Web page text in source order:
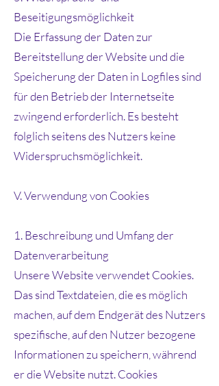
Beseitigungsmöglichkeit
Die Erfassung der Daten zur
Bereitstellung der Website und die
Speicherung der Daten in Logfiles sind
für den Betrieb der Internetseite
zwingend erforderlich. Es besteht
folglich seitens des Nutzers keine
Widerspruchsmöglichkeit.
V. Verwendung von Cookies
1. Beschreibung und Umfang der
Datenverarbeitung
Unsere Website verwendet Cookies.
Das sind Textdateien, die es möglich
machen, auf dem Endgerät des Nutzers
spezifische, auf den Nutzer bezogene
Informationen zu speichern, während
er die Website nutzt. Cookies